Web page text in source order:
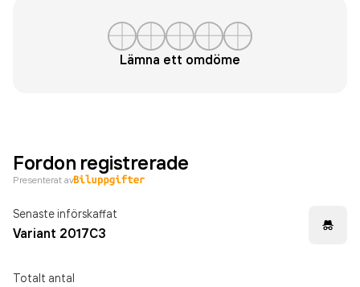
Lämna ett omdöme
Fordon registrerade
Presenterat av
Senaste införskaffat
Variant 2017C3
Totalt antal